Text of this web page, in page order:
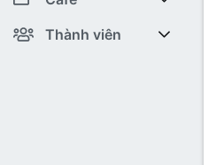
Bài viết mới
Liên hệ BTC
Lớp 11
Cafe Văn chương
Thành viên